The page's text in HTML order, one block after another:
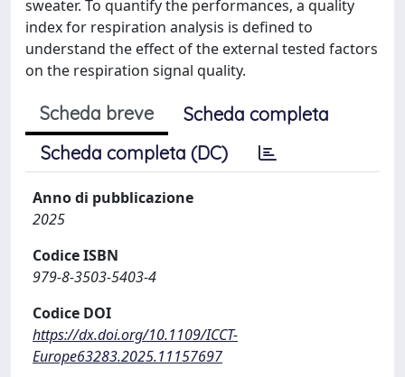
sweater. To quantify the performances, a quality
index for respiration analysis is defined to
understand the effect of the external tested factors
on the respiration signal quality.
Scheda breve
Scheda completa
Scheda completa (DC)
Anno di pubblicazione
2025
Codice ISBN
979-8-3503-5403-4
Codice DOI
https://dx.doi.org/10.1109/ICCT-
Europe63283.2025.11157697